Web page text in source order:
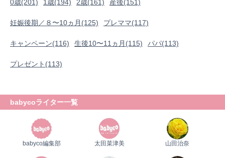
0歳(201) 1歳(194) 2歳(161) 産後(151)
妊娠後期／８〜10ヵ月(125) プレママ(117)
キャンペーン(116) 生後10〜11ヵ月(115) パパ(113)
プレゼント(113)
babycoライター一覧
babyco編集部 太田菜津美 山田治奈